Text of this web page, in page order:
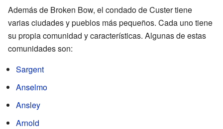
Además de Broken Bow, el condado de Custer tiene
varias ciudades y pueblos más pequeños. Cada uno tiene
su propia comunidad y características. Algunas de estas
comunidades son:
Sargent
Anselmo
Ansley
Arnold